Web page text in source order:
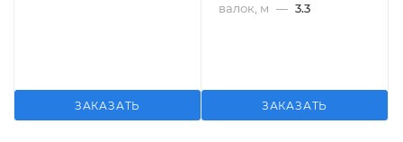
ЗАКАЗАТЬ
валок, м — 3.3
ЗАКАЗАТЬ